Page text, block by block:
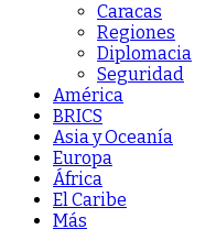
Caracas
Regiones
Diplomacia
Seguridad
América
BRICS
Asia y Oceanía
Europa
África
El Caribe
Más